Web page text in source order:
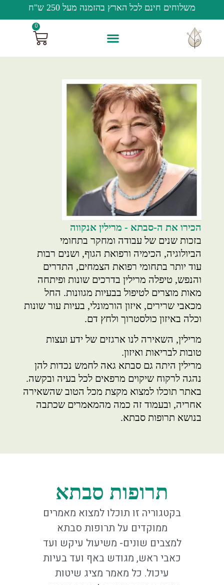
משלוחים חינם לכל הארץ בהזמנה מעל 250 ש"ח
0
הכירו את ה-סבתא - מרילין אנקווה
בזכות שנים של עבודה ומחקר בתחומי
הביולוגיה, הכימיה ורפואת הגוף, ושנים רבות
עוד יותר בתחומי רפואת הצמחים, התדרים
והנפש, טיפלה מרילין בדרכים שונות ופיתחה
מאות מוצרים לטיפול בבעיות מגוונות. החל
מכאבי שרירים, איזון הורמונלי, בעיות עור שונות
וכלה באיזון כולסטרוך ולחץ דם.
מרילין, השאירה לנו ארגזים של ידע ועצות
טובות לבריאות ואיזון.
מרילין היתה גם סבתא גאה לחמש נכדות להן
נהגה לרקוח שיקוים מרפאים לכל בעיה ובקשה.
באתר תוכלו למצוא מקצת מכל הטוב שהשאירה
אחריה, ובעמוד זה כמה מהמאמרים שכתבה
בנושא תרופות סבתא.
תרופות סבתא
בקטגוריה זו תוכלו למצוא מאמרים
ממוקדים על תרופות סבתא
למצבים שונים- משיעול עיקש ועד
כאבי ראש, מגודש באף ועד בעיות
עיכול. כל מאמר מציג שיטות